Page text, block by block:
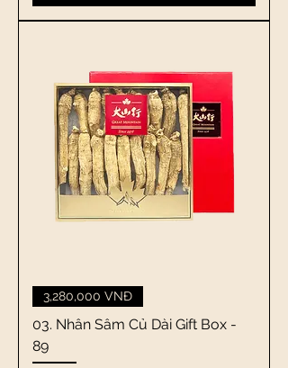
3,280,000 VNĐ
03. Nhân Sâm Củ Dài Gift Box -
89